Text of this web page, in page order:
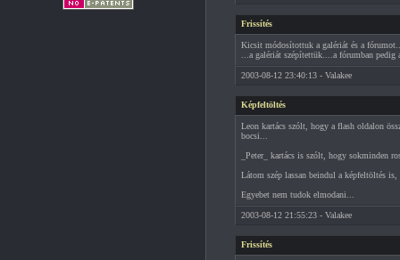
Frissítés
Kicsit módosítottuk a galériát és a
...a galériát szépítettük....a fórumban
2003-08-12 23:40:13 - Valakee
Képfeltöltés
Leon kartács szólt, hogy a flash oldalon
bocsi...
_Peter_ kartács is szólt, hogy sokminden
Látom szép lassan beindul a képfeltöltés
Egyebet nem tudok elmodani...
2003-08-12 21:55:23 - Valakee
Frissítés